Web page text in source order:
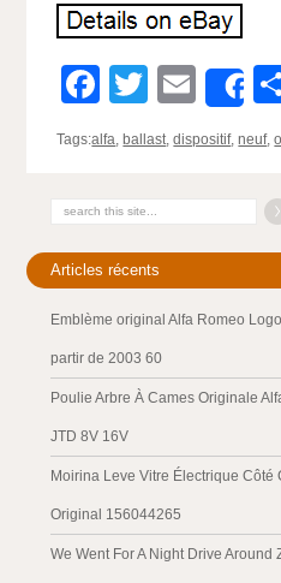
Facebook
Twitter
Email
Tags:alfa, ballast,dispositif,neuf,
Articles récents
Emblème original Alfa Romeo
partir de 2003 60
Poulie Arbre À Cames Originale
JTD 8V 16V
Moirina Leve Vitre Électrique Côté
Original 156044265
We Went For A Night Drive Around